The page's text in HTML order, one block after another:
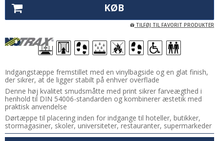
KØB
TILFØJ TIL FAVORIT PRODUKTER
Indgangstæppe fremstillet med en vinylbagside og en glat finish,
der sikrer, at de ligger stabilt på enhver overflade
Denne høj kvalitet smudsmåtte med print sikrer farveægthed i
henhold til DIN 54006-standarden og kombinerer æstetik med
praktisk anvendelse
Dørtæppe til placering inden for indgange til hoteller, butikker,
stormagasiner, skoler, universiteter, restauranter, supermarkeder